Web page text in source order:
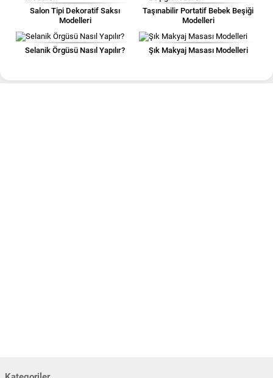
Salon Tipi Dekoratif Saksı
Modelleri
Taşınabilir Portatif Bebek Beşiği
Modelleri
Selanik Örgüsü Nasıl Yapılır? Şık Makyaj Masası Modelleri